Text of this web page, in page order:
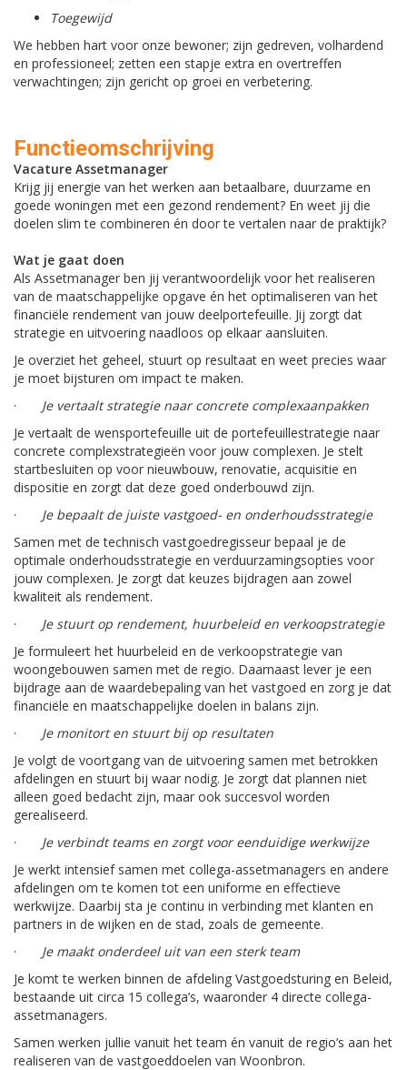
Toegewijd
We hebben hart voor onze bewoner; zijn gedreven, volhardend
en professioneel; zetten een stapje extra en overtreffen
verwachtingen; zijn gericht op groei en verbetering.
Functieomschrijving
Vacature Assetmanager
Krijg jij energie van het werken aan betaalbare, duurzame en
goede woningen met een gezond rendement? En weet jij die
doelen slim te combineren én door te vertalen naar de praktijk?
Wat je gaat doen
Als Assetmanager ben jij verantwoordelijk voor het realiseren
van de maatschappelijke opgave én het optimaliseren van het
financiële rendement van jouw deelportefeuille. Jij zorgt dat
strategie en uitvoering naadloos op elkaar aansluiten.
Je overziet het geheel, stuurt op resultaat en weet precies waar
je moet bijsturen om impact te maken.
· Je vertaalt strategie naar concrete complexaanpakken
Je vertaalt de wensportefeuille uit de portefeuillestrategie naar
concrete complexstrategieën voor jouw complexen. Je stelt
startbesluiten op voor nieuwbouw, renovatie, acquisitie en
dispositie en zorgt dat deze goed onderbouwd zijn.
· Je bepaalt de juiste vastgoed- en onderhoudsstrategie
Samen met de technisch vastgoedregisseur bepaal je de
optimale onderhoudsstrategie en verduurzamingsopties voor
jouw complexen. Je zorgt dat keuzes bijdragen aan zowel
kwaliteit als rendement.
· Je stuurt op rendement, huurbeleid en verkoopstrategie
Je formuleert het huurbeleid en de verkoopstrategie van
woongebouwen samen met de regio. Daarnaast lever je een
bijdrage aan de waardebepaling van het vastgoed en zorg je dat
financiële en maatschappelijke doelen in balans zijn.
· Je monitort en stuurt bij op resultaten
Je volgt de voortgang van de uitvoering samen met betrokken
afdelingen en stuurt bij waar nodig. Je zorgt dat plannen niet
alleen goed bedacht zijn, maar ook succesvol worden
gerealiseerd.
· Je verbindt teams en zorgt voor eenduidige werkwijze
Je werkt intensief samen met collega-assetmanagers en andere
afdelingen om te komen tot een uniforme en effectieve
werkwijze. Daarbij sta je continu in verbinding met klanten en
partners in de wijken en de stad, zoals de gemeente.
· Je maakt onderdeel uit van een sterk team
Je komt te werken binnen de afdeling Vastgoedsturing en Beleid,
bestaande uit circa 15 collega’s, waaronder 4 directe collega-
assetmanagers.
Samen werken jullie vanuit het team én vanuit de regio’s aan het
realiseren van de vastgoeddoelen van Woonbron.